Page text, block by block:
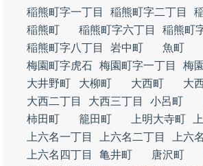
稲熊町字一丁目 稲熊町字二丁目
稲熊町
稲熊町字六丁目
稲熊町
稲熊町字八丁目
岩中町
魚町
梅園町字虎石 梅園町字一丁目
梅
大井野町
大柳町 大西町
大
大西二丁目
大西三丁目 小呂町
柿田町
籠田町 上明大寺町
上六名一丁目
上六名二丁目
上六
上六名四丁目
亀井町 唐沢町